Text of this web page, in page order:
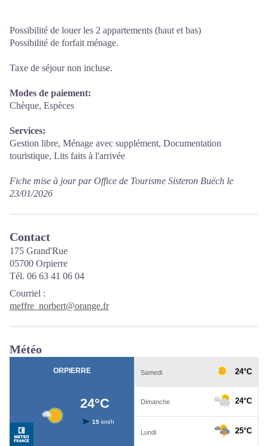
Possibilité de louer les 2 appartements (haut et bas)
Possibilité de forfait ménage.
Taxe de séjour non incluse.
Modes de paiement:
Chèque, Espèces
Services:
Gestion libre, Ménage avec supplément, Documentation
touristique, Lits faits à l'arrivée
Fiche mise à jour par Office de Tourisme Sisteron Buëch le
23/01/2026
Contact
175 Grand'Rue
05700 Orpierre
Tél. 06 63 41 06 04
Courriel :
meffre_norbert@orange.fr
Météo